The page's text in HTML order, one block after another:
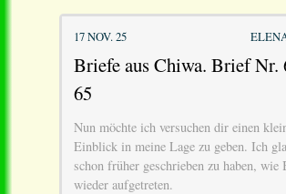
17 NOV. 25
Briefe aus Chiwa. Brief Nr.
65
Nun möchte ich versuchen dir einen
Einblick in meine Lage zu geben. Ich
schon früher geschrieben zu haben, wie
wieder aufgetreten.